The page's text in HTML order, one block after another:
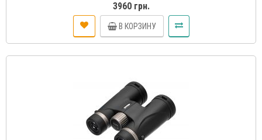
3960 грн.
В КОРЗИНУ